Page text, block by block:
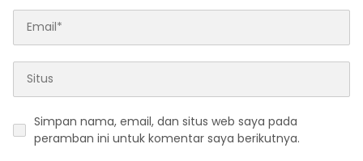
Simpan nama, email, dan situs web saya pada
peramban ini untuk komentar saya berikutnya.